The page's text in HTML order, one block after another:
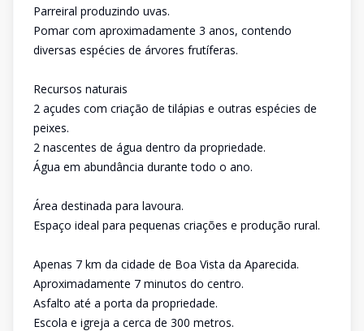
Parreiral produzindo uvas.
Pomar com aproximadamente 3 anos, contendo
diversas espécies de árvores frutíferas.
Recursos naturais
2 açudes com criação de tilápias e outras espécies de
peixes.
2 nascentes de água dentro da propriedade.
Água em abundância durante todo o ano.
Área destinada para lavoura.
Espaço ideal para pequenas criações e produção rural.
Apenas 7 km da cidade de Boa Vista da Aparecida.
Aproximadamente 7 minutos do centro.
Asfalto até a porta da propriedade.
Escola e igreja a cerca de 300 metros.